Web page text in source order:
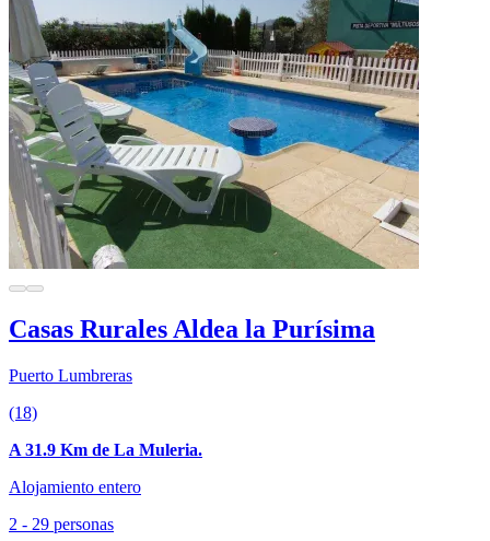
Casas Rurales Aldea la Purísima
Puerto Lumbreras
(18)
A 31.9 Km de La Muleria.
Alojamiento entero
2 - 29 personas